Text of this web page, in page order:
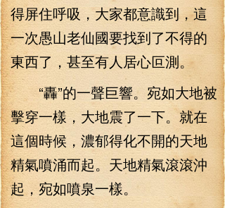
得屏住呼吸，大家都意識到，這
一次愚山老仙國要找到了不得的
東西了，甚至有人居心叵測。
“轟”的一聲巨響。宛如大地被
擊穿一樣，大地震了一下。就在
這個時候，濃郁得化不開的天地
精氣噴涌而起。天地精氣滾滾沖
起，宛如噴泉一樣。